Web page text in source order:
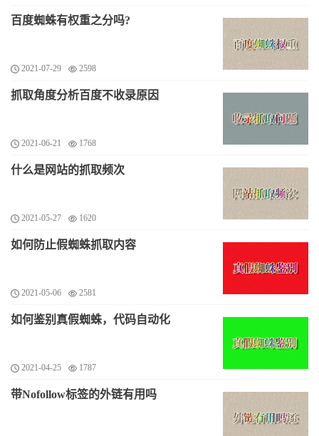
百度蜘蛛有权重之分吗?
2021-07-29 2598
抓取角度分析百度不收录原因
2021-06-21 1768
什么是网站的抓取频次
2021-05-27 1620
如何防止假蜘蛛抓取内容
2021-05-06 2581
如何鉴别真假蜘蛛，代码自动化
2021-04-25 1787
带Nofollow标签的外链有用吗